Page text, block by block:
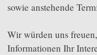
sowie anstehende
Wir würden uns
Informationen Ihr